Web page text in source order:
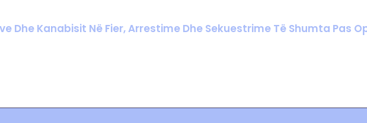
Dhe Kanabisit Në Fier, Arrestime Dhe Sekuestrime Të Shumta Pas